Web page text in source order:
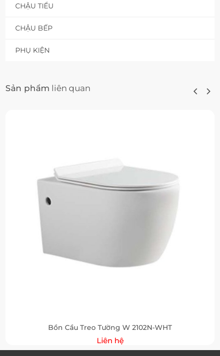
CHẬU TIỂU
CHẬU BẾP
PHỤ KIỆN
Sản phẩm liên quan
Bồn Cầu Treo Tường W 2102N-WHT
Liên hệ